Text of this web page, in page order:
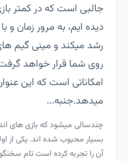
جالبی است که در کمتر
دیده ایم، به مرور زمان و
رشد میکند و مینی گیم
روی شما قرار خواهد
امکاناتی است که این
میدهد.جنبه...
چندسالی میشود که بازی های
بسیار محبوب شده اند. یکی از
آن را تجربه کرده است تام